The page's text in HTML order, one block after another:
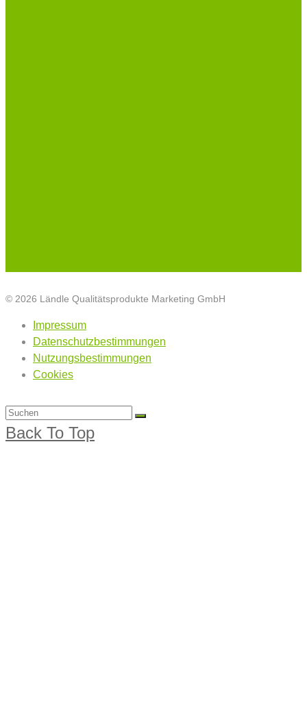
© 2026 Ländle Qualitätsprodukte Marketing GmbH
Impressum
Datenschutzbestimmungen
Nutzungsbestimmungen
Cookies
Back To Top